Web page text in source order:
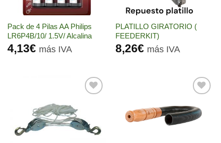
Pack de 4 Pilas AA Philips
LR6P4B/10/ 1.5V/ Alcalina
4,13€ más IVA
PLATILLO GIRATORIO (
FEEDERKIT)
8,26€ más IVA
lista de
deseos
a la
lista de